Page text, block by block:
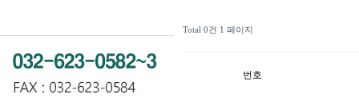
Total 0건 1 페이지
번호